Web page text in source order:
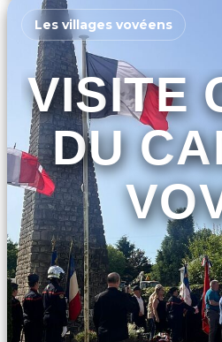
Les villages vovéens
VISITE
DU